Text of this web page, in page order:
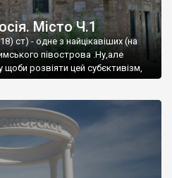
Місто Ч.1
ст) - одне з найцікавіших (на
півострова .Ну,але
розвіяти цей субєктивізм,